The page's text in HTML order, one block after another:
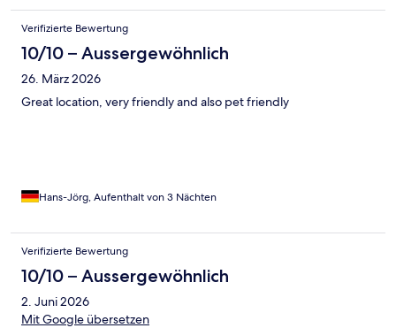
Verifizierte Bewertung
10/10 – Aussergewöhnlich
26. März 2026
Great location, very friendly and also pet friendly
Hans-Jörg, Aufenthalt von 3 Nächten
Verifizierte Bewertung
10/10 – Aussergewöhnlich
2. Juni 2026
Mit Google übersetzen